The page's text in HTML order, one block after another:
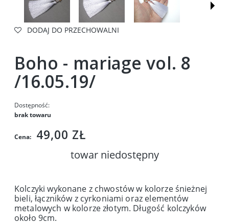
DODAJ DO PRZECHOWALNI
Boho - mariage vol. 8
/16.05.19/
Dostępność:
brak towaru
Cena: 49,00 ZŁ
towar niedostępny
Kolczyki wykonane z chwostów w kolorze śnieżnej
bieli, łączników z cyrkoniami oraz elementów
metalowych w kolorze złotym. Długość kolczyków
około 9cm.